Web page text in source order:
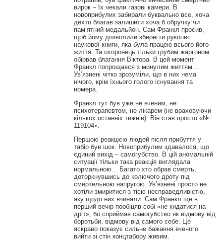
вирок – їх чекали газові камери. В
новоприбулих забирали буквально все, хоча
дехто благав залишити хоча б обручку чи
пам’ятний медальйон. Сам Франкл просив,
щоб йому дозволили зберегти рукопис
наукової книги, яка була працею всього його
життя. Та охоронець тільки грубим жаргоном
обірвав благання Віктора. В цей момент
Франкл попрощався з минулим життям...
Ув’язнені чітко зрозуміли, що в них нема
нічого, крім їхнього голого існування та
номера.
Франкл тут був уже не вченим, не
психотерапевтом, не лікарем (не враховуючи
кількох останніх тижнів). Він став просто «№
119104».
Першою реакцією людей після прибуття у
табір був шок. Новоприбулим здавалося, що
єдиний вихід – самогубство. В цій аномальній
ситуації тільки така реакція виглядала
нормальною... Багато хто обрав смерть,
доторкнувшись до колючого дроту під
смертельною напругою. Ув’язнені просто не
хотіли змиритися з тією несправедливістю,
яку щодо них вчиняли. Сам Франкл ще в
перший вечір пообіцяв собі «не кидатися на
дріт», бо сприймав самогубство як відмову від
боротьби, відмову від самого себе. Це
яскраво показує сильне бажання вченого
вийти зі стін концтабору живим.